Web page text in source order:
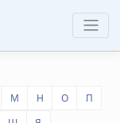
М Н О
П